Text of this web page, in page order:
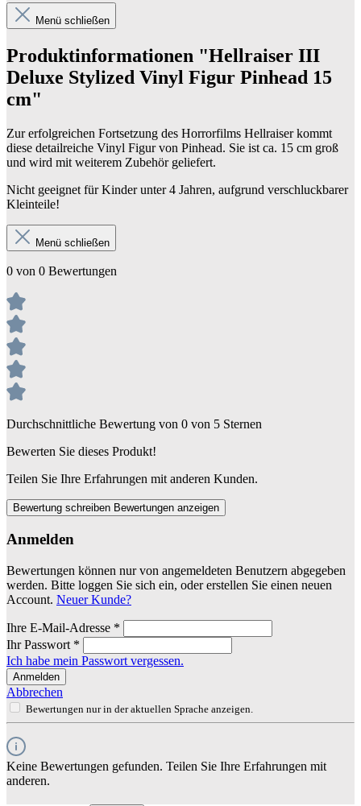
Menü schließen
Produktinformationen "Hellraiser III
Deluxe Stylized Vinyl Figur Pinhead 15
cm"
Zur erfolgreichen Fortsetzung des Horrorfilms Hellraiser kommt
diese detailreiche Vinyl Figur von Pinhead. Sie ist ca. 15 cm groß
und wird mit weiterem Zubehör geliefert.
Nicht geeignet für Kinder unter 4 Jahren, aufgrund verschluckbarer
Kleinteile!
Menü schließen
0 von 0 Bewertungen
Durchschnittliche Bewertung von 0 von 5 Sternen
Bewerten Sie dieses Produkt!
Teilen Sie Ihre Erfahrungen mit anderen Kunden.
Bewertung schreiben Bewertungen anzeigen
Anmelden
Bewertungen können nur von angemeldeten Benutzern abgegeben
werden. Bitte loggen Sie sich ein, oder erstellen Sie einen neuen
Account. Neuer Kunde?
Ihre E-Mail-Adresse *
Ihr Passwort *
Ich habe mein Passwort vergessen.
Anmelden
Abbrechen
Bewertungen nur in der aktuellen Sprache anzeigen.
Keine Bewertungen gefunden. Teilen Sie Ihre Erfahrungen mit
anderen.